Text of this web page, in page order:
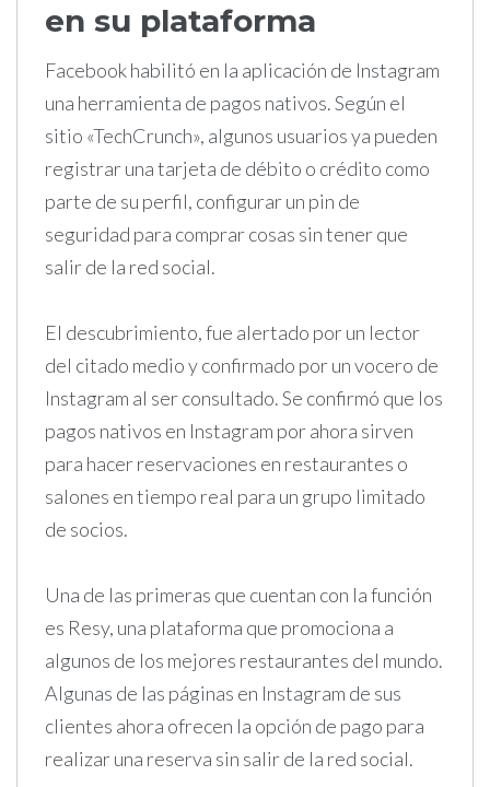
en su plataforma
Facebook habilitó en la aplicación de Instagram
una herramienta de pagos nativos. Según el
sitio «TechCrunch», algunos usuarios ya pueden
registrar una tarjeta de débito o crédito como
parte de su perfil, configurar un pin de
seguridad para comprar cosas sin tener que
salir de la red social.
El descubrimiento, fue alertado por un lector
del citado medio y confirmado por un vocero de
Instagram al ser consultado. Se confirmó que los
pagos nativos en Instagram por ahora sirven
para hacer reservaciones en restaurantes o
salones en tiempo real para un grupo limitado
de socios.
Una de las primeras que cuentan con la función
es Resy, una plataforma que promociona a
algunos de los mejores restaurantes del mundo.
Algunas de las páginas en Instagram de sus
clientes ahora ofrecen la opción de pago para
realizar una reserva sin salir de la red social.